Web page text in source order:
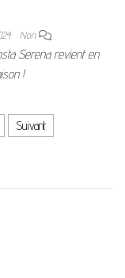
Non
Serena revient en
!
Suivant